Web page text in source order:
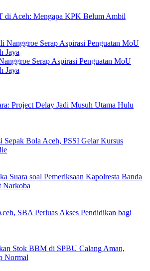
di Aceh: Mengapa KPK Belum Ambil
Serap Aspirasi Penguatan MoU
Jaya
Project Delay Jadi Musuh Utama Hulu
Sepak Bola Aceh, PSSI Gelar Kursus
Suara soal Pemeriksaan Kapolresta Banda
Narkoba
SBA Perluas Akses Pendidikan bagi
Stok BBM di SPBU Calang Aman,
Normal